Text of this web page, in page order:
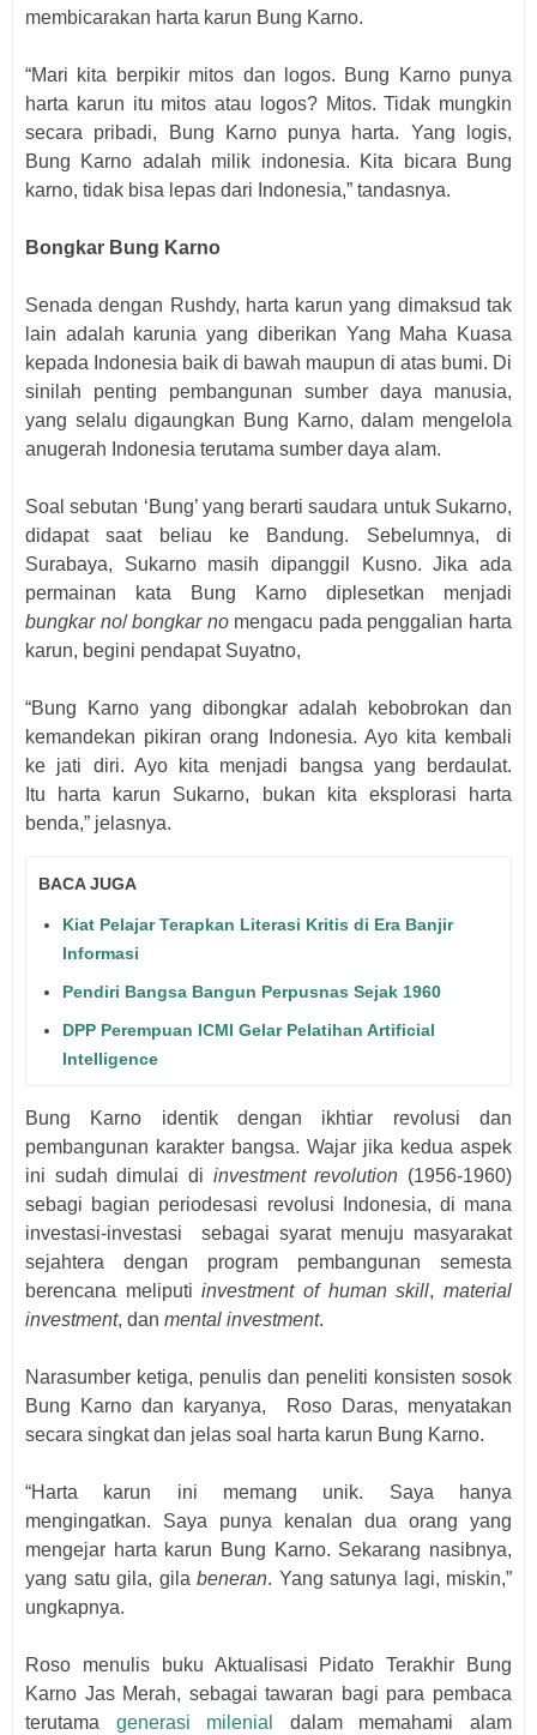
membicarakan harta karun Bung Karno.
“Mari kita berpikir mitos dan logos. Bung Karno punya
harta karun itu mitos atau logos? Mitos. Tidak mungkin
secara pribadi, Bung Karno punya harta. Yang logis,
Bung Karno adalah milik indonesia. Kita bicara Bung
karno, tidak bisa lepas dari Indonesia,” tandasnya.
Bongkar Bung Karno
Senada dengan Rushdy, harta karun yang dimaksud tak
lain adalah karunia yang diberikan Yang Maha Kuasa
kepada Indonesia baik di bawah maupun di atas bumi. Di
sinilah penting pembangunan sumber daya manusia,
yang selalu digaungkan Bung Karno, dalam mengelola
anugerah Indonesia terutama sumber daya alam.
Soal sebutan ‘Bung’ yang berarti saudara untuk Sukarno,
didapat saat beliau ke Bandung. Sebelumnya, di
Surabaya, Sukarno masih dipanggil Kusno. Jika ada
permainan kata Bung Karno diplesetkan menjadi
bungkar no/bongkar nomengacu pada penggalian harta
karun, begini pendapat Suyatno,
“Bung Karno yang dibongkar adalah kebobrokan dan
kemandekan pikiran orang Indonesia. Ayo kita kembali
ke jati diri. Ayo kita menjadi bangsa yang berdaulat.
Itu
harta karun Sukarno, bukan kita eksplorasi harta
benda,” jelasnya.
BACA JUGA
Kiat Pelajar Terapkan Literasi Kritis di Era Banjir
Informasi
Pendiri Bangsa Bangun Perpusnas Sejak 1960
DPP Perempuan ICMI Gelar Pelatihan Artificial
Intelligence
Bung Karno identik dengan ikhtiar revolusi dan
pembangunan karakter bangsa. Wajar jika kedua aspek
ini sudah dimulai di investment revolution (1956-1960)
sebagi bagian periodesasi revolusi Indonesia, di mana
investasi-investasi
sebagai syarat menuju masyarakat
sejahtera dengan program pembangunan semesta
berencana meliputiinvestment of human skill,material
investment, dan mental investment.
Narasumber ketiga, penulis dan peneliti konsisten sosok
Bung Karno dan karyanya,
Roso Daras, menyatakan
secara singkat dan jelas soal harta karun Bung Karno.
“Harta karun ini memang unik. Saya hanya
mengingatkan. Saya punya kenalan dua orang yang
mengejar harta karun Bung Karno. Sekarang nasibnya,
yang satu gila, gila beneran. Yang satunya lagi, miskin,”
ungkapnya.
Roso menulis
buku Aktualisasi Pidato Terakhir Bung
Karno Jas Merah, sebagai tawaran bagi para pembaca
terutama generasi milenial dalam memahami alam